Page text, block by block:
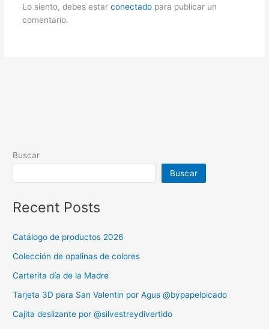
Lo siento, debes estar conectadopara publicar un
comentario.
Buscar
Buscar
Recent Posts
Catálogo de productos 2026
Colección de opalinas de colores
Carterita día de la Madre
Tarjeta 3D para San Valentin por Agus @bypapelpicado
Cajita deslizante por @silvestreydivertido